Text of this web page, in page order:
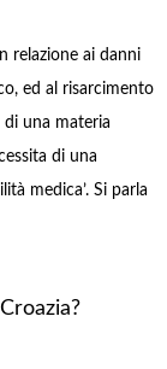
relazione ai danni
ed al risarcimento
una materia
di una
medica’. Si parla